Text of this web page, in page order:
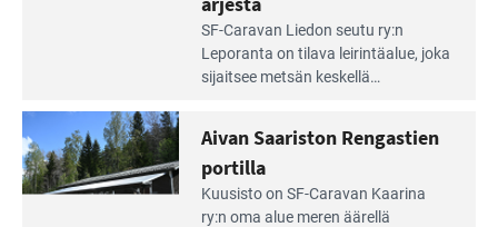
rannalla
pääsee
irti
arjesta
SF-Caravan Liedon seutu ry:n
Leporanta on tilava leirintäalue, joka
sijaitsee metsän kes­kellä
tarjoaa ympäris­töineen kauniit
maisemat ja loistavat virkistäytymis­
mahdollisuudet.
Lue
Aivan Saariston Rengastien
portilla
Kuusisto on SF-Caravan Kaarina
ry:n oma alue meren äärellä